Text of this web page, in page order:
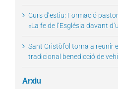
Curs d’estiu: Formació
«La fe de l’Església davant
Sant Cristòfol torna a reunir
tradicional benedicció de
Arxiu